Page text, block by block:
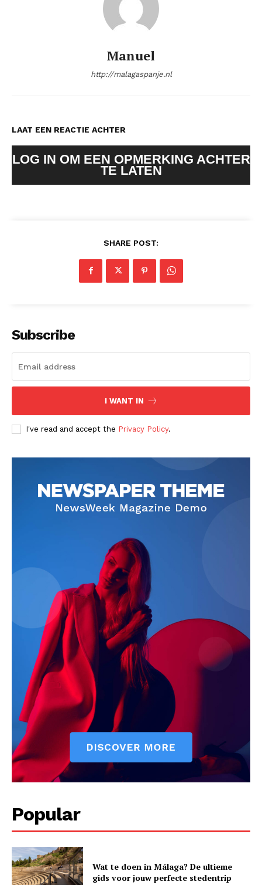
Manuel
http://malagaspanje.nl
LAAT EEN REACTIE ACHTER
LOG IN OM EEN OPMERKING ACHTER
TE LATEN
SHARE POST:
Subscribe
I WANT IN
I've read and accept the Privacy Policy.
Popular
Wat te doen in Málaga? De ultieme
gids voor jouw perfecte stedentrip